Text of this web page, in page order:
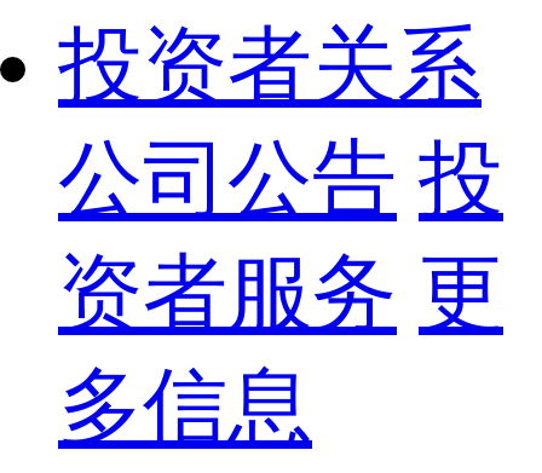
投资者关系
公司公告 投
资者服务 更
多信息